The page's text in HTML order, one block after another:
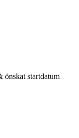
önskat startdatum